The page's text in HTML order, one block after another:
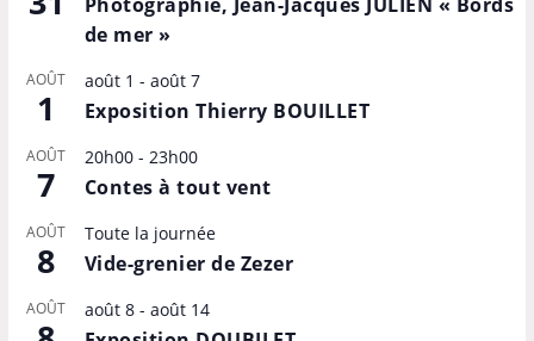
de mer »
AOÛT
1
août 1 - août 7
Exposition Thierry BOUILLET
AOÛT
7
20h00- 23h00
Contes à tout vent
AOÛT
8
Toute la journée
Vide-grenier de Zezer
AOÛT août 8- août 14